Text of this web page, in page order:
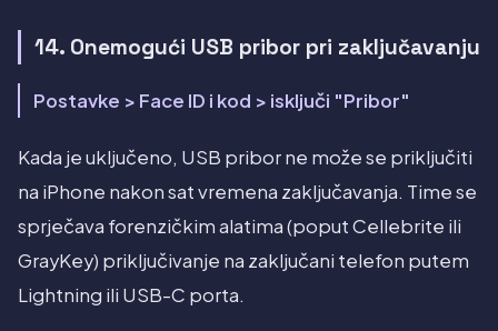
14. Onemogući USB pribor pri zaključavanju
Postavke > Face ID i kod > isključi "Pribor"
Kada je uključeno, USB pribor ne može se priključiti
na iPhone nakon sat vremena zaključavanja. Time se
sprječava forenzičkim alatima (poput Cellebrite ili
GrayKey) priključivanje na zaključani telefon putem
Lightning ili USB-C porta.